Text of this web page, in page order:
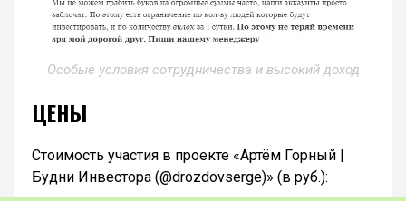
Особые условия сотрудничества и высокий доход
ЦЕНЫ
Стоимость участия в проекте «Артём Горный |
Будни Инвестора (@drozdovserge)» (в руб.):